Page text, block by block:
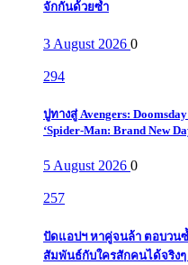
จักกันด้วยซ้ำ
3 August 2026 0
294
ปูทางสู่ Avengers:
‘Spider-Man: Brand New
5 August 2026 0
257
ปัดแอปฯ หาคู่จนล้า ตอบวนซ้
สัมพันธ์กับใครสักคนได้จริงๆ